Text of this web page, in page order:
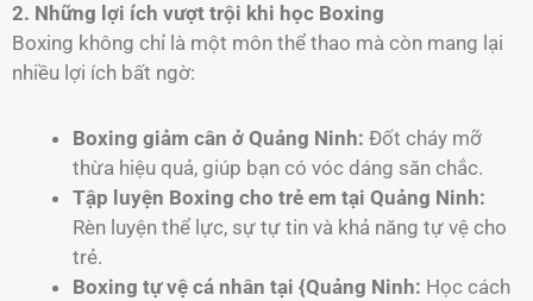
2. Những lợi ích vượt trội khi học Boxing
Boxing không chỉ là một môn thể thao mà còn mang lại
nhiều lợi ích bất ngờ:
Boxing giảm cân ở Quảng Ninh: Đốt cháy mỡ
thừa hiệu quả, giúp bạn có vóc dáng săn chắc.
Tập luyện Boxing cho trẻ em tại Quảng Ninh:
Rèn luyện thể lực, sự tự tin và khả năng tự vệ cho
trẻ.
Boxing tự vệ cá nhân tại {Quảng Ninh: Học cách